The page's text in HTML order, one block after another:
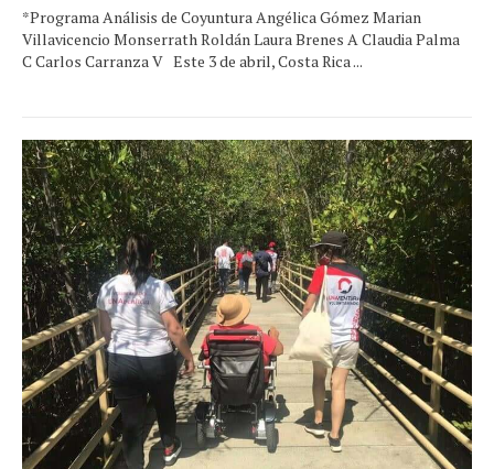
*Programa Análisis de Coyuntura Angélica Gómez Marian
Villavicencio Monserrath Roldán Laura Brenes A Claudia Palma
C Carlos Carranza V Este 3 de abril, Costa Rica ...